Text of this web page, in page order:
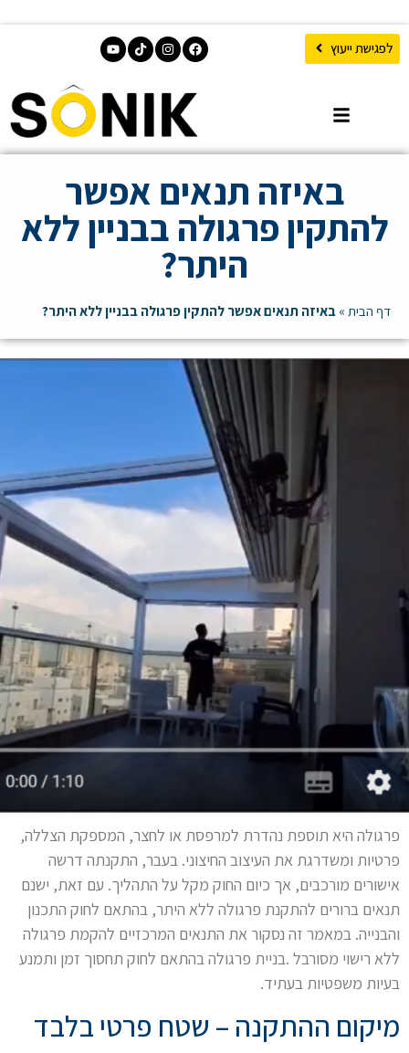
לפגישת ייעוץ
באיזה תנאים אפשר
להתקין פרגולה בבניין ללא
היתר?
דף הבית » באיזה תנאים אפשר להתקין פרגולה בבניין ללא היתר?
פרגולה היא תוספת נהדרת למרפסת או לחצר, המספקת הצללה,
פרטיות ומשדרגת את העיצוב החיצוני. בעבר, התקנתה דרשה
אישורים מורכבים, אך כיום החוק מקל על התהליך. עם זאת, ישנם
תנאים ברורים להתקנת פרגולה ללא היתר, בהתאם לחוק התכנון
והבנייה. במאמר זה נסקור את התנאים המרכזיים להקמת פרגולה
ללא רישוי מסורבל .בניית פרגולה בהתאם לחוק תחסוך זמן ותמנע
בעיות משפטיות בעתיד.
מיקום ההתקנה – שטח פרטי בלבד